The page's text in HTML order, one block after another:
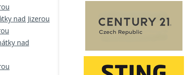
nad Jizerou
nad